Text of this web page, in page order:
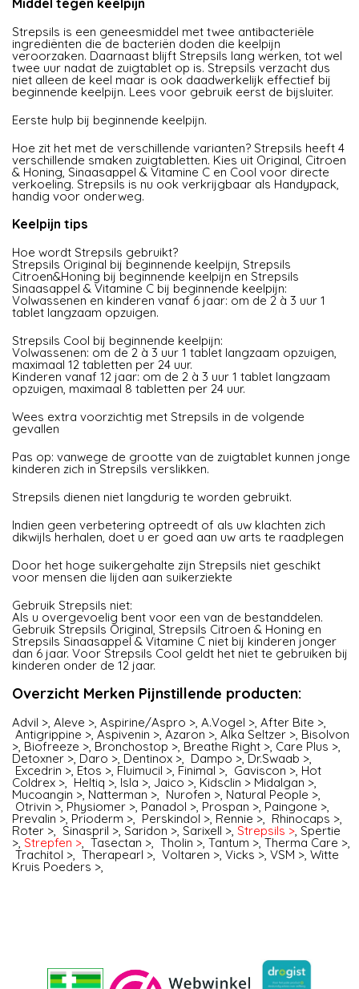
Strepsils is een geneesmiddel met twee antibacteriële
ingrediënten die de bacteriën doden die keelpijn
veroorzaken. Daarnaast blijft Strepsils lang werken, tot wel
twee uur nadat de zuigtablet op is. Strepsils verzacht dus
niet alleen de keel maar is ook daadwerkelijk effectief bij
beginnende keelpijn. Lees voor gebruik eerst de bijsluiter.
Eerste hulp bij beginnende keelpijn.
Hoe zit het met de verschillende varianten? Strepsils heeft 4
verschillende smaken zuigtabletten. Kies uit Original, Citroen
& Honing, Sinaasappel & Vitamine C en Cool voor directe
verkoeling. Strepsils is nu ook verkrijgbaar als Handypack,
handig voor onderweg.
Keelpijn tips
Hoe wordt Strepsils gebruikt?
Strepsils Original bij beginnende keelpijn, Strepsils
Citroen&Honing bij beginnende keelpijn en Strepsils
Sinaasappel & Vitamine C bij beginnende keelpijn:
Volwassenen en kinderen vanaf 6 jaar: om de 2 à 3 uur 1
tablet langzaam opzuigen.
Strepsils Cool bij beginnende keelpijn:
Volwassenen: om de 2 à 3 uur 1 tablet langzaam opzuigen,
maximaal 12 tabletten per 24 uur.
Kinderen vanaf 12 jaar: om de 2 à 3 uur 1 tablet langzaam
opzuigen, maximaal 8 tabletten per 24 uur.
Wees extra voorzichtig met Strepsils in de volgende
gevallen
Pas op: vanwege de grootte van de zuigtablet kunnen jonge
kinderen zich in Strepsils verslikken.
Strepsils dienen niet langdurig te worden gebruikt.
Indien geen verbetering optreedt of als uw klachten zich
dikwijls herhalen, doet u er goed aan uw arts te raadplegen
Door het hoge suikergehalte zijn Strepsils niet geschikt
voor mensen die lijden aan suikerziekte
Gebruik Strepsils niet:
Als u overgevoelig bent voor een van de bestanddelen.
Gebruik Strepsils Original, Strepsils Citroen & Honing en
Strepsils Sinaasappel & Vitamine C niet bij kinderen jonger
dan 6 jaar. Voor Strepsils Cool geldt het niet te gebruiken bij
kinderen onder de 12 jaar.
Overzicht Merken Pijnstillende producten:
Advil > ,Aleve > ,Aspirine/Aspro > ,A.Vogel > ,After Bite >
Antigrippine > ,Aspivenin > ,Azaron > ,Alka Seltzer > Bisolvon
> Biofreeze > Bronchostop > Breathe Right > Care Plus >
Detoxner > Daro > Dentinox > Dampo >,Dr.Swaab >
Excedrin > Etos > Fluimucil > Finimal > Gaviscon > Hot
Coldrex > Heltiq > Isla > Jaico > Kidsclin > Midalgan >
Mucoangin > Natterman > Nurofen >, Natural People >
Otrivin >, Physiomer > Panadol > Prospan > Paingone >
Prevalin > Prioderm > Perskindol > Rennie > Rhinocaps >
Roter > Sinaspril > Saridon > Sarixell > Strepsils > Spertie
> Strepfen > ,Tasectan > ,Tholin > ,Tantum >,Therma Care >
Trachitol > ,Therapearl > ,Voltaren > ,Vicks > ,VSM > ,Witte
Kruis Poeders >